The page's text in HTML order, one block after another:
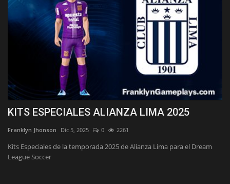
KITS ESPECIALES ALIANZA LIMA 2025
Franklyn Jhonson Dic 5, 2025 0 2261
Kits Especiales de la temporada 2025 de Alianza Lima para el Dream
League Soccer